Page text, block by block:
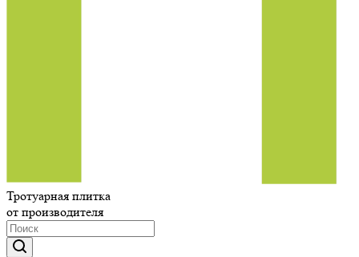
Тротуарная плитка
от производителя